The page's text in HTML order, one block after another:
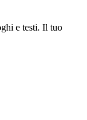
e testi. Il tuo